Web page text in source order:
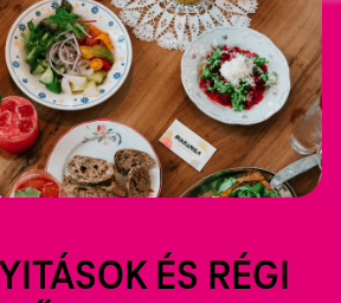
ÉS RÉGI